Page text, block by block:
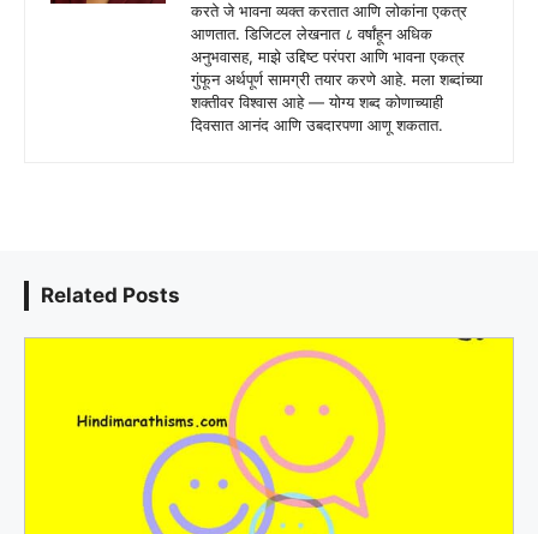
करते जे भावना व्यक्त करतात आणि लोकांना एकत्र
आणतात. डिजिटल लेखनात ८ वर्षांहून अधिक
अनुभवासह, माझे उद्दिष्ट परंपरा आणि भावना एकत्र
गुंफून अर्थपूर्ण सामग्री तयार करणे आहे. मला शब्दांच्या
शक्तीवर विश्वास आहे — योग्य शब्द कोणाच्याही
दिवसात आनंद आणि उबदारपणा आणू शकतात.
Related Posts